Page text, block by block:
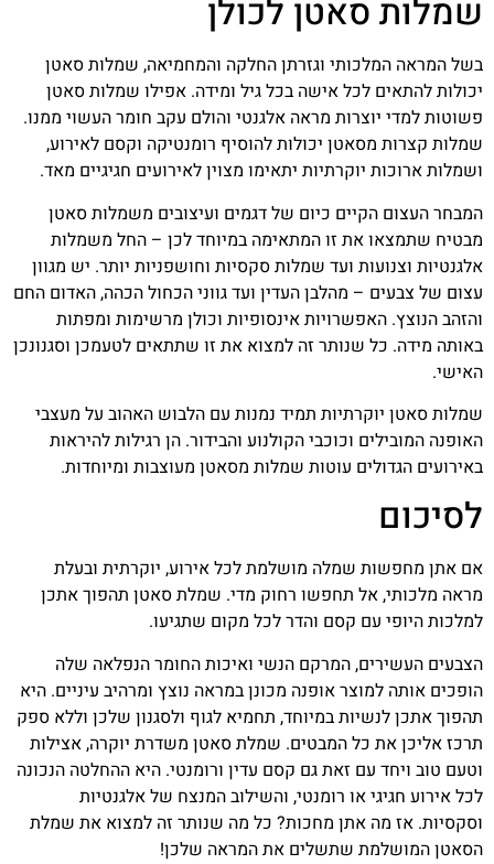
שמלות סאטן לכולן
בשל המראה המלכותי וגזרתן החלקה והמחמיאה, שמלות סאטן
יכולות להתאים לכל אישה בכל גיל ומידה. אפילו שמלות סאטן
פשוטות למדי יוצרות מראה אלגנטי והולם עקב חומר העשוי ממנו.
שמלות קצרות מסאטן יכולות להוסיף רומנטיקה וקסם לאירוע,
ושמלות ארוכות יוקרתיות יתאימו מצוין לאירועים חגיגיים מאד.
המבחר העצום הקיים כיום של דגמים ועיצובים משמלות סאטן
מבטיח שתמצאו את זו המתאימה במיוחד לכן – החל משמלות
אלגנטיות וצנועות ועד שמלות סקסיות וחושפניות יותר. יש מגוון
עצום של צבעים – מהלבן העדין ועד גווני הכחול הכהה, האדום החם
והזהב הנוצץ. האפשרויות אינסופיות וכולן מרשימות ומפתות
באותה מידה. כל שנותר זה למצוא את זו שתתאים לטעמכן וסגנונכן
האישי.
שמלות סאטן יוקרתיות תמיד נמנות עם הלבוש האהוב על מעצבי
האופנה המובילים וכוכבי הקולנוע והבידור. הן רגילות להיראות
באירועים הגדולים עוטות שמלות מסאטן מעוצבות ומיוחדות.
לסיכום
אם אתן מחפשות שמלה מושלמת לכל אירוע, יוקרתית ובעלת
מראה מלכותי, אל תחפשו רחוק מדי. שמלת סאטן תהפוך אתכן
למלכות היופי עם קסם והדר לכל מקום שתגיעו.
הצבעים העשירים, המרקם הנשי ואיכות החומר הנפלאה שלה
הופכים אותה למוצר אופנה מכונן במראה נוצץ ומרהיב עיניים. היא
תהפוך אתכן לנשיות במיוחד, תחמיא לגוף ולסגנון שלכן וללא ספק
תרכז אליכן את כל המבטים. שמלת סאטן משדרת יוקרה, אצילות
וטעם טוב ויחד עם זאת גם קסם עדין ורומנטי. היא ההחלטה הנכונה
לכל אירוע חגיגי או רומנטי, והשילוב המנצח של אלגנטיות
וסקסיות. אז מה אתן מחכות? כל מה שנותר זה למצוא את שמלת
הסאטן המושלמת שתשלים את המראה שלכן!